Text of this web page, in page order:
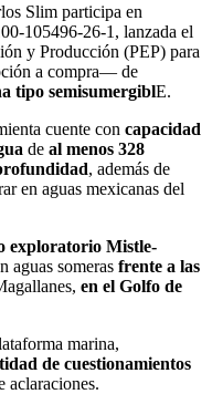
Slim participa en
105496-26-1, lanzada el
y Producción (PEP) para
a compra— de
tipo semisumergiblE.
cuente con capacidad
de al menos 328
, además de
en aguas mexicanas del
exploratorio Mistle-
aguas someras frente a las
en el Golfo de
marina,
de cuestionamientos
aclaraciones.